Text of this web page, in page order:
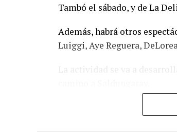
Tambó el sábado, y de La
Además, habrá otros
Luiggi, Aye Reguera,
La actividad se va a
Va a haber además food